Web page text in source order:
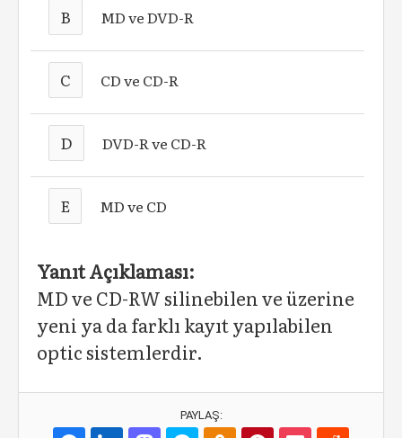
B MD ve DVD-R
C CD ve CD-R
D DVD-R ve CD-R
E MD ve CD
Yanıt Açıklaması:
MD ve CD-RW silinebilen ve üzerine
yeni ya da farklı kayıt yapılabilen
optic sistemlerdir.
PAYLAŞ: